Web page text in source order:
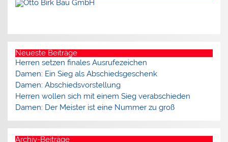
Neueste Beiträge
Herren setzen finales Ausrufezeichen
Damen: Ein Sieg als Abschiedsgeschenk
Damen: Abschiedsvorstellung
Herren wollen sich mit einem Sieg verabschieden
Damen: Der Meister ist eine Nummer zu groß
Archiv-Beiträge